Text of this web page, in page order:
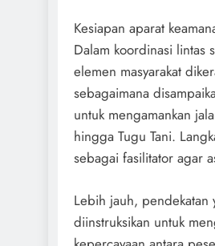
Kesiapan aparat
Dalam koordinasi
elemen masyarakat
sebagaimana
untuk mengamankan
hingga Tugu Tani.
sebagai fasilitator agar
Lebih jauh, pendekatan
diinstruksikan untuk